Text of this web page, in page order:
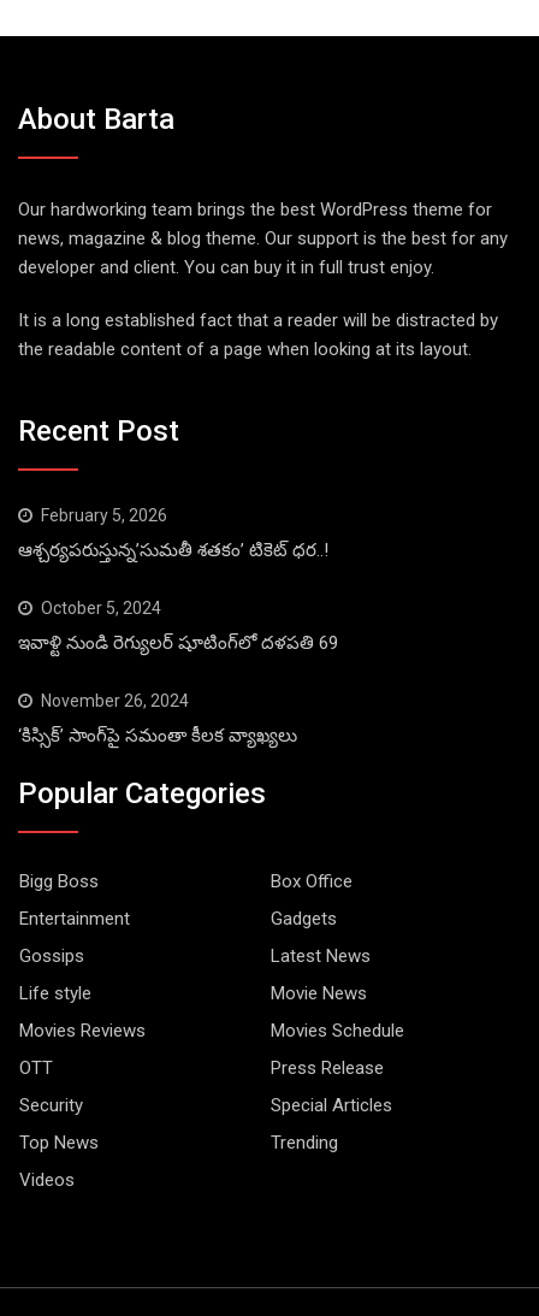
About Barta
Our hardworking team brings the best WordPress theme for
news, magazine & blog theme. Our support is the best for any
developer and client. You can buy it in full trust enjoy.
It is a long established fact that a reader will be distracted by
the readable content of a page when looking at its layout.
Recent Post
February 5, 2026
ఆశ్చర్యపరుస్తున్న’సుమతీ శతకం’ టికెట్ ధర..!
October 5, 2024
ఇవాళ్టి నుండి రెగ్యులర్ షూటింగ్‌లో దళపతి 69
November 26, 2024
‘కిస్సిక్’ సాంగ్‌పై సమంతా కీలక వ్యాఖ్యలు
Popular Categories
Bigg Boss
Box Office
Entertainment
Gadgets
Gossips
Latest News
Life style
Movie News
Movies Reviews
Movies Schedule
OTT
Press Release
Security
Special Articles
Top News
Trending
Videos